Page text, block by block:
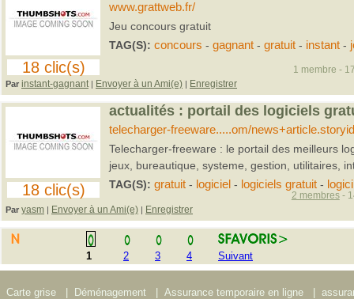
18 clic(s)
www.grattweb.fr/
Jeu concours gratuit
TAG(S): concours - gagnant- gratuit- instant-
Par instant-gagnant | Envoyer à un Ami(e) | Enregistrer
1 membre -
18 clic(s)
actualités : portail des logiciels
telecharger-freeware.....om/
Telecharger-freeware : le portail des meilleurs
jeux, bureautique, systeme, gestion, utilitaires,
TAG(S): gratuit- logiciel - logiciels gratuit-
Par yasm | Envoyer à un Ami(e) | Enregistrer
2 membres-
1 2 3 4 Suivant
Carte grise Déménagement Assurance temporaire en ligne